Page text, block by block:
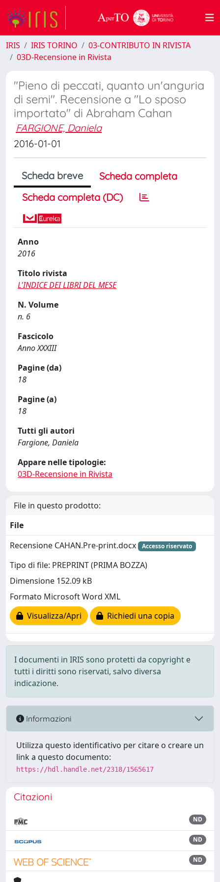
IRIS IRIS TORINO
03-CONTRIBUTO IN RIVISTA
03D-Recensione in Rivista
"Pieno di peccati, quanto un'anguria
di semi". Recensione a "Lo sposo
importato" di Abraham Cahan
FARGIONE, Daniela
2016-01-01
Scheda breve
Scheda completa
Scheda completa (DC)
Anno
2016
Titolo rivista
L'INDICE DEI LIBRI DEL MESE
N. Volume
n. 6
Fascicolo
Anno XXXIII
Pagine (da)
18
Pagine (a)
18
Tutti gli autori
Fargione, Daniela
Appare nelle tipologie:
03D-Recensione in Rivista
File in questo prodotto:
File
Recensione CAHAN.Pre-print.docx
Accesso riservato
Tipo di file: PREPRINT (PRIMA BOZZA)
Dimensione 152.09 kB
Formato Microsoft Word XML
Visualizza/Apri
Richiedi una copia
I documenti in IRIS sono protetti da copyright e
tutti i diritti sono riservati, salvo diversa
indicazione.
Informazioni
Utilizza questo identificativo per citare o creare un
link a questo documento:
https://hdl.handle.net/2318/1565617
Citazioni
ND
ND
ND